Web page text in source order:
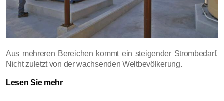
Aus mehreren Bereichen kommt ein steigender Strombedarf.
Nicht zuletzt von der wachsenden Weltbevölkerung.
Lesen Sie mehr